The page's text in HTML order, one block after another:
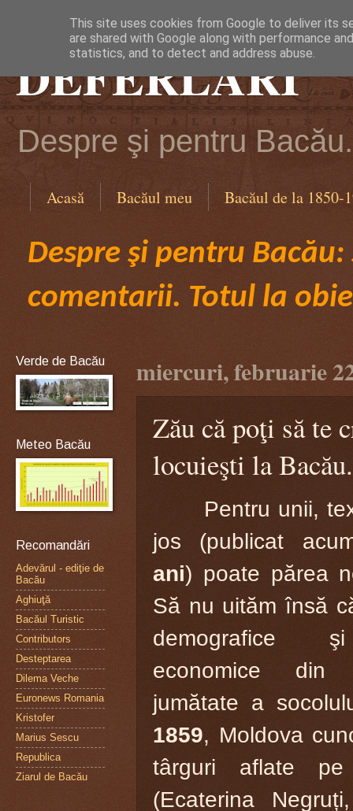
DEFERLĂRI
Despre şi pentru
Acasă Bacăul meu Bacăul de la 1850-
Despre şi pentru
comentarii. Totul la
miercuri, februarie
Zău că poţi să te
locuieşti la
Pentru unii,
jos (publicat
ani) poate părea
Să nu uităm însă
demografice
economice
jumătate a
1859, Moldova
târguri aflate pe
(Ecaterina
Verde de Bacău
Meteo Bacău
Recomandări
Adevărul - ediţie de
Bacău
Aghiuţă
Bacăul Turistic
Contributors
Desteptarea
Dilema Veche
Euronews Romania
Kristofer
Marius Sescu
Republica
Ziarul de Bacău
This site uses cookies from Google to deliver its
are shared with Google along with performance
statistics, and to detect and address abuse.